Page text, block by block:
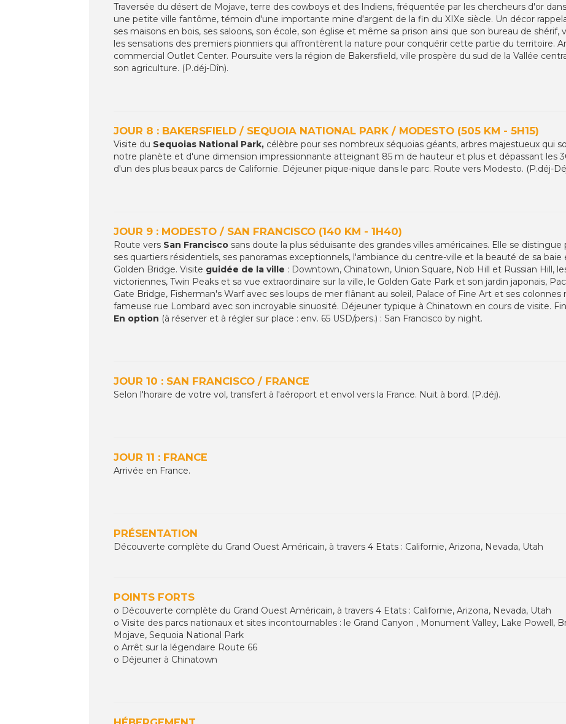
Traversée du désert de Mojave, terre des cowboys et des Indiens, fréquentée par les chercheurs d'or
une petite ville fantôme, témoin d'une importante mine d'argent de la fin du XIXe siècle. Un décor
ses maisons en bois, ses saloons, son école, son église et même sa prison ainsi que son bureau de
les sensations des premiers pionniers qui affrontèrent la nature pour conquérir cette partie du territoire.
commercial Outlet Center. Poursuite vers la région de Bakersfield, ville prospère du sud de la Vallée
son agriculture. (P.déj-Dîn).
JOUR 8 : BAKERSFIELD / SEQUOIA NATIONAL PARK / MODESTO (505 KM - 5H15)
Visite du Sequoias National Park, célèbre pour ses nombreux séquoias géants, arbres majestueux qui
notre planète et d'une dimension impressionnante atteignant 85 m de hauteur et plus et dépassant les
d'un des plus beaux parcs de Californie. Déjeuner pique-nique dans le parc. Route vers Modesto. (P.déj-
JOUR 9 : MODESTO / SAN FRANCISCO (140 KM - 1H40)
Route vers San Francisco sans doute la plus séduisante des grandes villes américaines. Elle se
ses quartiers résidentiels, ses panoramas exceptionnels, l'ambiance du centre-ville et la beauté de sa
Golden Bridge. Visite guidée de la ville : Downtown, Chinatown, Union Square, Nob Hill et Russian Hill,
victoriennes, Twin Peaks et sa vue extraordinaire sur la ville, le Golden Gate Park et son jardin japonais,
Gate Bridge, Fisherman's Warf avec ses loups de mer flânant au soleil, Palace of Fine Art et ses
fameuse rue Lombard avec son incroyable sinuosité. Déjeuner typique à Chinatown en cours de visite.
En option (à réserver et à régler sur place : env. 65 USD/pers.) : San Francisco by night.
JOUR 10 : SAN FRANCISCO / FRANCE
Selon l'horaire de votre vol, transfert à l'aéroport et envol vers la France. Nuit à bord. (P.déj).
JOUR 11 : FRANCE
Arrivée en France.
PRÉSENTATION
Découverte complète du Grand Ouest Américain, à travers 4 Etats : Californie, Arizona, Nevada, Utah
POINTS FORTS
o Découverte complète du Grand Ouest Américain, à travers 4 Etats : Californie, Arizona, Nevada, Utah
o Visite des parcs nationaux et sites incontournables : le Grand Canyon , Monument Valley, Lake Powell,
Mojave, Sequoia National Park
o Arrêt sur la légendaire Route 66
o Déjeuner à Chinatown